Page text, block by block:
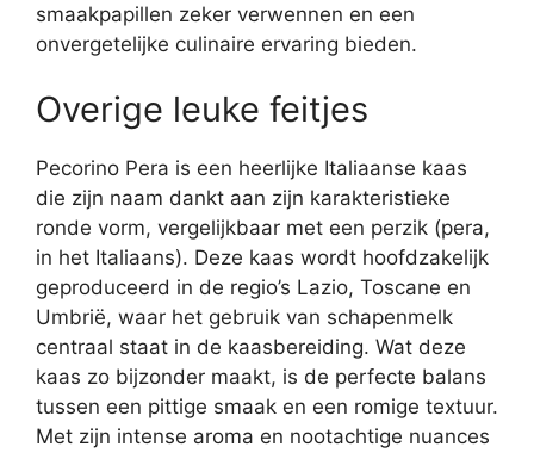
smaakpapillen zeker verwennen en een
onvergetelijke culinaire ervaring bieden.
Overige leuke feitjes
Pecorino Pera is een heerlijke Italiaanse kaas
die zijn naam dankt aan zijn karakteristieke
ronde vorm, vergelijkbaar met een perzik (pera,
in het Italiaans). Deze kaas wordt hoofdzakelijk
geproduceerd in de regio’s Lazio, Toscane en
Umbrië, waar het gebruik van schapenmelk
centraal staat in de kaasbereiding. Wat deze
kaas zo bijzonder maakt, is de perfecte balans
tussen een pittige smaak en een romige textuur.
Met zijn intense aroma en nootachtige nuances